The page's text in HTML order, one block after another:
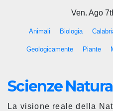
Ven. Ago
Animali Biologia
Geologicamente Piante
Scienze
La visione reale della